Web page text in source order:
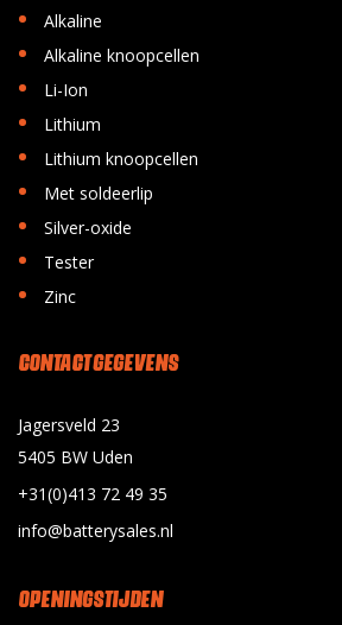
• Alkaline
• Alkaline knoopcellen
• Li-Ion
• Lithium
• Lithium knoopcellen
• Met soldeerlip
• Silver-oxide
• Tester
• Zinc
CONTACT GEGEVENS
Jagersveld 23
5405 BW Uden
+31(0)413 72 49 35
info@batterysales.nl
OPENINGSTIJDEN